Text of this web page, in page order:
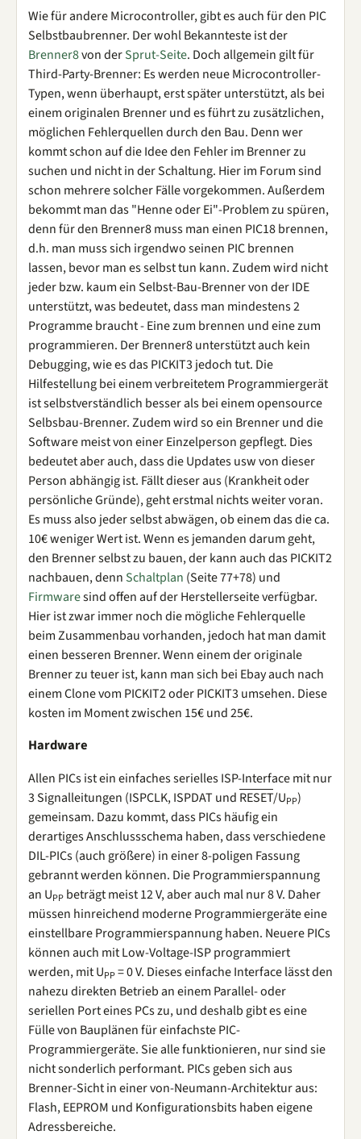
Wie für andere Microcontroller, gibt es auch für den PIC
Selbstbaubrenner. Der wohl Bekannteste ist der
Brenner8von derSprut-Seite. Doch allgemein gilt für
Third-Party-Brenner: Es werden neue Microcontroller-
Typen, wenn überhaupt, erst später unterstützt, als bei
einem originalen Brenner und es führt zu zusätzlichen,
möglichen Fehlerquellen durch den Bau. Denn wer
kommt schon auf die Idee den Fehler im Brenner zu
suchen und nicht in der Schaltung. Hier im Forum sind
schon mehrere solcher Fälle vorgekommen. Außerdem
bekommt man das "Henne oder Ei"-Problem zu spüren,
denn für den Brenner8 muss man einen PIC18 brennen,
d.h. man muss sich irgendwo seinen PIC brennen
lassen, bevor man es selbst tun kann. Zudem wird nicht
jeder bzw. kaum ein Selbst-Bau-Brenner von der IDE
unterstützt, was bedeutet, dass man mindestens 2
Programme braucht - Eine zum brennen und eine zum
programmieren. Der Brenner8 unterstützt auch kein
Debugging, wie es das PICKIT3 jedoch tut. Die
Hilfestellung bei einem verbreitetem Programmiergerät
ist selbstverständlich besser als bei einem opensource
Selbsbau-Brenner. Zudem wird so ein Brenner und die
Software meist von einer Einzelperson gepflegt. Dies
bedeutet aber auch, dass die Updates usw von dieser
Person abhängig ist. Fällt dieser aus (Krankheit oder
persönliche Gründe), geht erstmal nichts weiter voran.
Es muss also jeder selbst abwägen, ob einem das die ca.
10€ weniger Wert ist. Wenn es jemanden darum geht,
den Brenner selbst zu bauen, der kann auch das PICKIT2
nachbauen, denn Schaltplan (Seite 77+78) und
Firmwaresind offen auf der Herstellerseite verfügbar.
Hier ist zwar immer noch die mögliche Fehlerquelle
beim Zusammenbau vorhanden, jedoch hat man damit
einen besseren Brenner. Wenn einem der originale
Brenner zu teuer ist, kann man sich bei Ebay auch nach
einem Clone vom PICKIT2 oder PICKIT3 umsehen. Diese
kosten im Moment zwischen 15€ und 25€.
Hardware
Allen PICs ist ein einfaches serielles ISP-Interface mit nur
3 Signalleitungen (ISPCLK, ISPDAT und RESET/UPP)
gemeinsam. Dazu kommt, dass PICs häufig ein
derartiges Anschlussschema haben, dass verschiedene
DIL-PICs (auch größere) in einer 8-poligen Fassung
gebrannt werden können. Die Programmierspannung
an UPP beträgt meist 12 V, aber auch mal nur 8 V. Daher
müssen hinreichend moderne Programmiergeräte eine
einstellbare Programmierspannung haben. Neuere PICs
können auch mit Low-Voltage-ISP programmiert
werden, mit UPP= 0 V. Dieses einfache Interface lässt den
nahezu direkten Betrieb an einem Parallel- oder
seriellen Port eines PCs zu, und deshalb gibt es eine
Fülle von Bauplänen für einfachste PIC-
Programmiergeräte. Sie alle funktionieren, nur sind sie
nicht sonderlich performant. PICs geben sich aus
Brenner-Sicht in einer von-Neumann-Architektur aus:
Flash, EEPROM und Konfigurationsbits haben eigene
Adressbereiche.